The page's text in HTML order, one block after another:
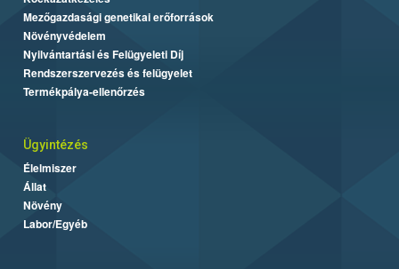
Mezőgazdasági genetikai erőforrások
Növényvédelem
Nyilvántartási és Felügyeleti Díj
Rendszerszervezés és felügyelet
Termékpálya-ellenőrzés
Ügyintézés
Élelmiszer
Állat
Növény
Labor/Egyéb